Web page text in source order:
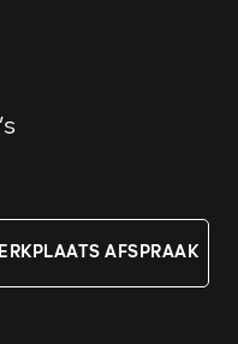
AFSPRAAK